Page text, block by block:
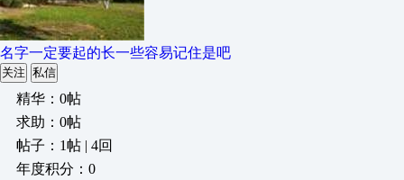
名字一定要起的长一些容易记住是吧
关注 私信
精华：0帖
求助：0帖
帖子：1帖 | 4回
年度积分：0